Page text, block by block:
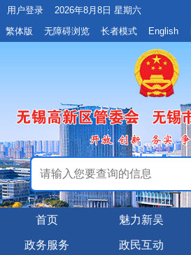
用户登录
2026年8月8日 星期六
繁体版
无障碍浏览 长者模式 English
首页 魅力新吴
政务服务 政民互动